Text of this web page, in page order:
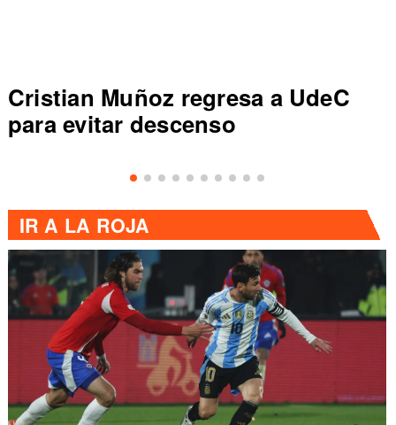
Cristian Muñoz regresa a UdeC
para evitar descenso
IR A LA ROJA